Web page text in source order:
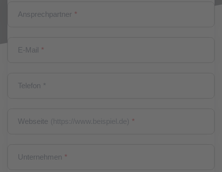
Ansprechpartner *
E-Mail *
Telefon *
Webseite (https://www.beispiel.de) *
Unternehmen *